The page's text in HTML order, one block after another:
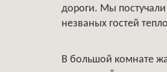
дороги. Мы
незваных гостей
В большой комнате